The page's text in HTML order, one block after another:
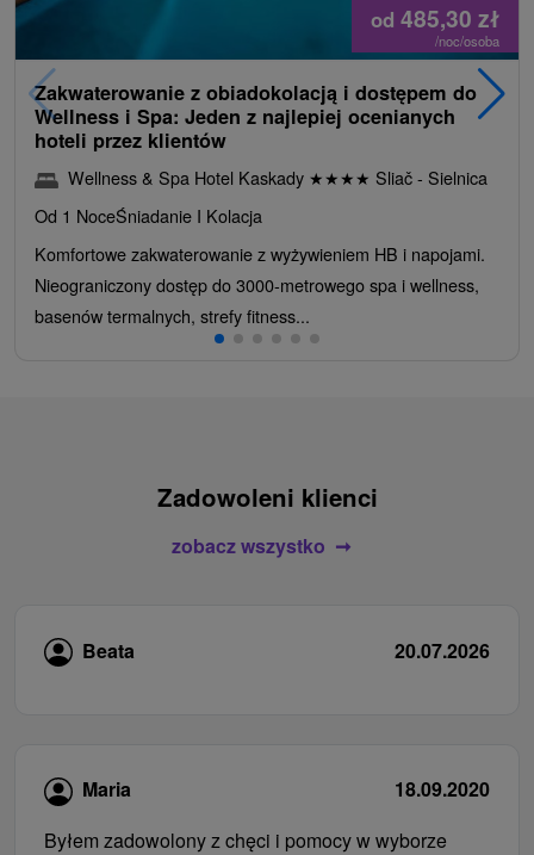
od 485,30 zł
/noc/osoba
Zakwaterowanie z obiadokolacją i dostępem do
Wellness i Spa: Jeden z najlepiej ocenianych
hoteli przez klientów
Wellness & Spa Hotel Kaskady ★★★★ Sliač - Sielnica
Od 1 NoceŚniadanie I Kolacja
Komfortowe zakwaterowanie z wyżywieniem HB i napojami.
Nieograniczony dostęp do 3000-metrowego spa i wellness,
basenów termalnych, strefy fitness...
Zadowoleni klienci
zobacz wszystko
Beata 20.07.2026
Maria
18.09.2020
Byłem zadowolony z chęci i pomocy w wyborze